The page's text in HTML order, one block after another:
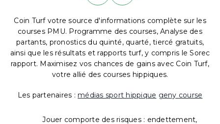
Coin Turf votre source d'informations complète sur les
courses PMU. Programme des courses, Analyse des
partants, pronostics du quinté, quarté, tiercé gratuits,
ainsi que les résultats et rapports turf, y compris le Sorec
rapport. Maximisez vos chances de gains avec Coin Turf,
votre allié des courses hippiques.
Les partenaires : médias sport hippique geny course
Jouer comporte des risques : endettement,